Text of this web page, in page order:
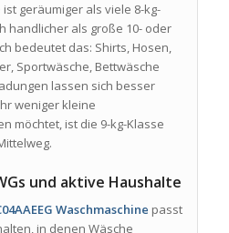
geräumiger als viele 8-kg-
handlicher als große 10- oder
bedeutet das: Shirts, Hosen,
Sportwäsche, Bettwäsche
lassen sich besser
weniger kleine
möchtet, ist die 9-kg-Klasse
und aktive Haushalte
Waschmaschine passt
in denen Wäsche